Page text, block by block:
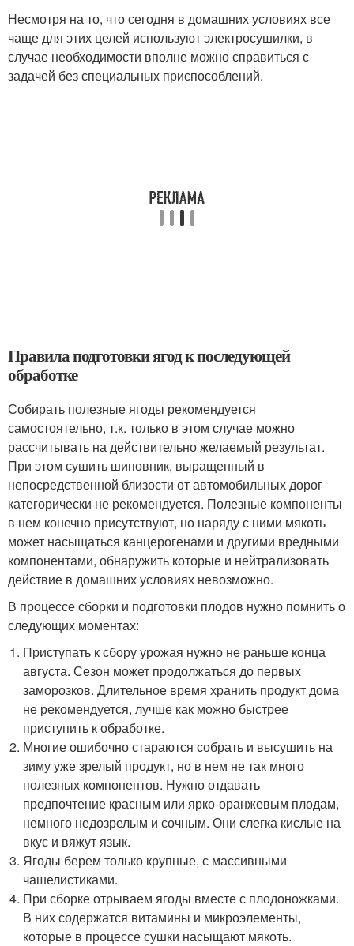
Несмотря на то, что сегодня в домашних условиях все
чаще для этих целей используют электросушилки, в
случае необходимости вполне можно справиться с
задачей без специальных приспособлений.
Правила подготовки ягод к последующей
обработке
Собирать полезные ягоды рекомендуется
самостоятельно, т.к. только в этом случае можно
рассчитывать на действительно желаемый результат.
При этом сушить шиповник, выращенный в
непосредственной близости от автомобильных дорог
категорически не рекомендуется. Полезные компоненты
в нем конечно присутствуют, но наряду с ними мякоть
может насыщаться канцерогенами и другими вредными
компонентами, обнаружить которые и нейтрализовать
действие в домашних условиях невозможно.
В процессе сборки и подготовки плодов нужно помнить о
следующих моментах:
Приступать к сбору урожая нужно не раньше конца
августа. Сезон может продолжаться до первых
заморозков. Длительное время хранить продукт дома
не рекомендуется, лучше как можно быстрее
приступить к обработке.
Многие ошибочно стараются собрать и высушить на
зиму уже зрелый продукт, но в нем не так много
полезных компонентов. Нужно отдавать
предпочтение красным или ярко-оранжевым плодам,
немного недозрелым и сочным. Они слегка кислые на
вкус и вяжут язык.
Ягоды берем только крупные, с массивными
чашелистиками.
При сборке отрываем ягоды вместе с плодоножками.
В них содержатся витамины и микроэлементы,
которые в процессе сушки насыщают мякоть.